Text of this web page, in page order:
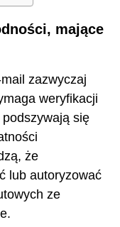
mające
zazwyczaj
weryfikacji
się
że
lub autoryzować
ze